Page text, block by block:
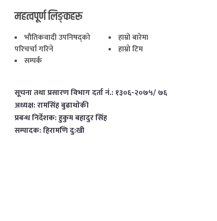
महत्वपूर्ण लिङ्कहरू
भाैतिकवादी उपनिषद्काे
परिचर्चा गरिने
हाम्राे बारेमा
हाम्राे टिम
सम्पर्क
सूचना तथा प्रसारण विभाग दर्ता नं.: १३०६-२०७५/ ७६
अध्यक्ष: रामसिंह बुढाथाेकी
प्रबन्ध निर्देशक: हुकुम बहादुर सिंह
सम्पादक: हिरामणि दु:खी